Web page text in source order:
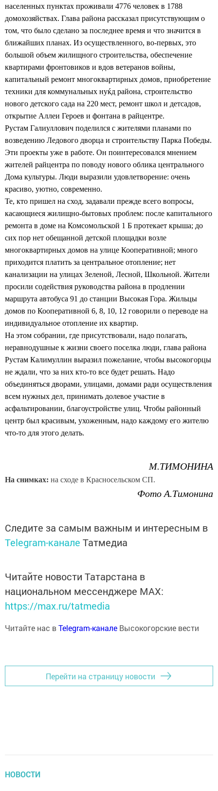
населенных пунктах проживали 4776 человек в 1788
домохозяйствах. Глава района рассказал присутствующим о
том, что было сделано за последнее время и что значится в
ближайших планах. Из осуществленного, во-первых, это
большой объем жилищного строительства, обеспечение
квартирами фронтовиков и вдов ветеранов войны,
капитальный ремонт многоквартирных домов, приобретение
техники для коммунальных нуќд района, строительство
нового детского сада на 220 мест, ремонт школ и детсадов,
открытие Аллеи Героев и фонтана в райцентре.
Рустам Галиуллович поделился с жителями планами по
возведению Ледового дворца и строительству Парка Победы.
Эти проекты уже в работе. Он поинтересовался мнением
жителей райцентра по поводу нового облика центрального
Дома культуры. Люди выразили удовлетворение: очень
красиво, уютно, современно.
Те, кто пришел на сход, задавали прежде всего вопросы,
касающиеся жилищно-бытовых проблем: после капитального
ремонта в доме на Комсомольской 1 Б протекает крыша; до
сих пор нет обещанной детской площадки возле
многоквартирных домов на улице Кооперативной; много
приходится платить за центральное отопление; нет
канализации на улицах Зеленой, Лесной, Школьной. Жители
просили содействия руководства района в продлении
маршрута автобуса 91 до станции Высокая Гора. Жильцы
домов по Кооперативной 6, 8, 10, 12 говорили о переводе на
индивидуальное отопление их квартир.
На этом собрании, где присутствовали, надо полагать,
неравнодушные к жизни своего поселка люди, глава района
Рустам Калимуллин выразил пожелание, чтобы высокогорцы
не ждали, что за них кто-то все будет решать. Надо
объединяться дворами, улицами, домами ради осуществления
всем нужных дел, принимать долевое участие в
асфальтировании, благоустройстве улиц. Чтобы районный
центр был красивым, ухоженным, надо каждому его жителю
что-то для этого делать.
М.ТИМОНИНА
На снимках: на сходе в Красносельском СП.
Фото А.Тимонина
Следите за самым важным и интересным в
Telegram-канале Татмедиа
Читайте новости Татарстана в
национальном мессенджере MАХ:
https://max.ru/tatmedia
Читайте нас вTelegram-канале Высокогорские вести
Перейти на страницу новости
НОВОСТИ